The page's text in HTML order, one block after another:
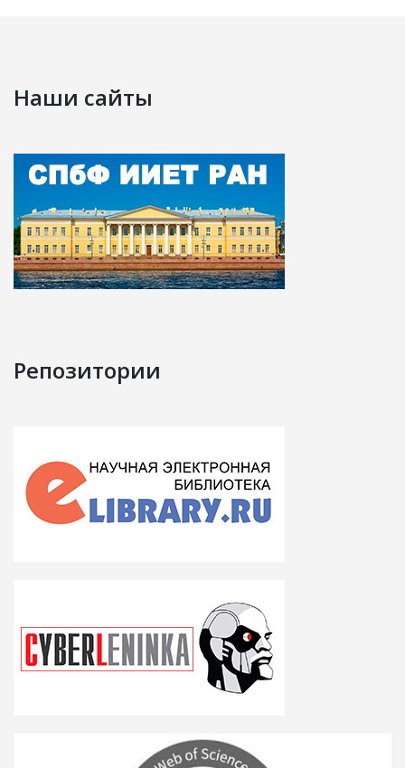
Наши сайты
Репозитории